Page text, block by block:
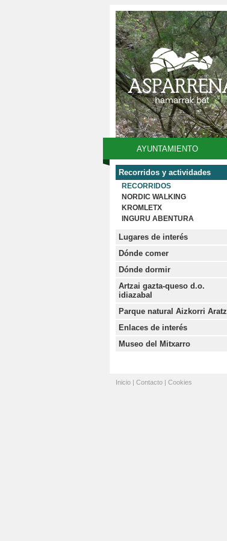
AYUNTAMIENTO
Recorridos y actividades
RECORRIDOS
NORDIC WALKING
KROMLETX
INGURU ABENTURA
Lugares de interés
Dónde comer
Dónde dormir
Artzai gazta-queso d.o.
idiazabal
Parque natural Aizkorri Aratz
Enlaces de interés
Museo del Mitxarro
Inicio | Contacto | Cookies